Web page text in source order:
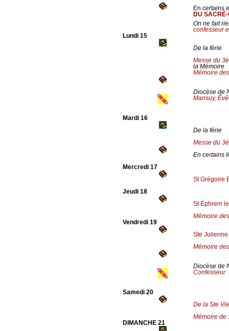
En certains
DU
On ne fait
confesseur
Lundi 15
De la férie
Messe du
la Mémoire
Mémoire
Diocèse de
Mansuy,
Mardi 16
De la férie
Messe du
En certains
Mercredi 17
St Grégoire
Jeudi 18
St Éphrem
Mémoire
Vendredi 19
Ste
Mémoire
Diocèse de
Confesseur
Samedi 20
De la Ste
Mémoire de
DIMANCHE 21